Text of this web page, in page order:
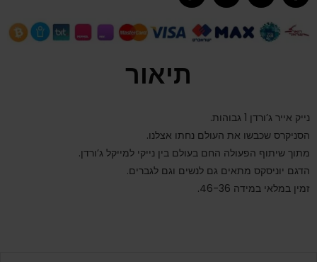
תיאור
נייק אייר ג’ורדן 1 גבוהות.
הסניקרס שכבשו את העולם נחתו אצלנו.
מתוך שיתוף הפעולה החם בעולם בין נייקי למייקל ג’ורדן.
הדגם יוניסקס מתאים גם לנשים וגם לגברים.
זמין במלאי במידה 46-36.